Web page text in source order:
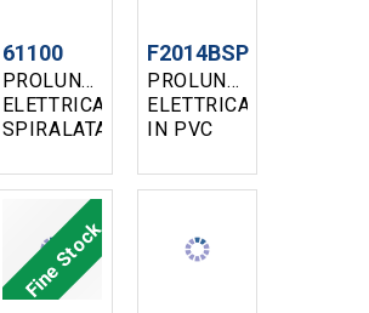
PROLUNGA
ELETTRICA
SPIRALATA
3MT.
2X0.75MM
BIANCO
61100
PROLUNGA
ELETTRICA
IN PVC
BN
SPINA FAI
F2014BSP
Fine Stock